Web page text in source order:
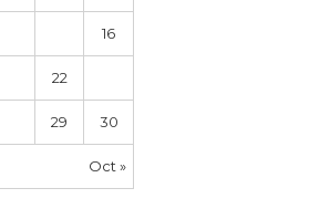
Oct »
16
22
29 30